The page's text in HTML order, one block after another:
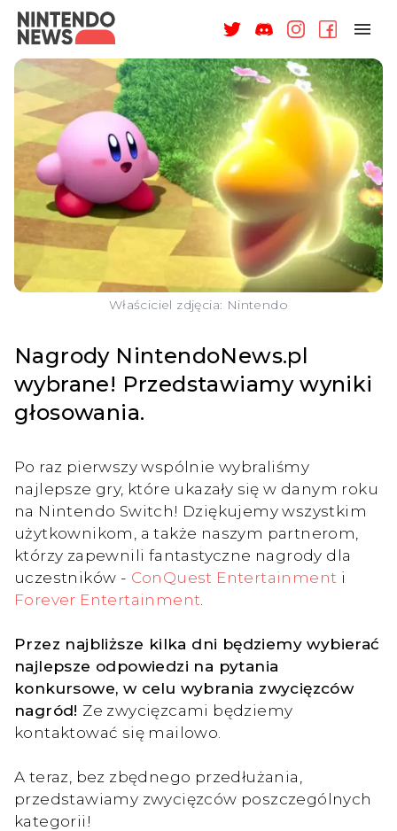
NAGRODY
NEWSY
RECENZJE
ARTYKUŁY
WSPARCIE
O NAS
ZALOGUJ
Właściciel zdjęcia: Nintendo
Nagrody NintendoNews.pl
wybrane! Przedstawiamy wyniki
głosowania.
Po raz pierwszy wspólnie wybraliśmy
najlepsze gry, które ukazały się w danym roku
na Nintendo Switch! Dziękujemy wszystkim
użytkownikom, a także naszym partnerom,
którzy zapewnili fantastyczne nagrody dla
uczestników - ConQuest Entertainment i
Forever Entertainment
Przez najbliższe kilka dni będziemy wybierać
najlepsze odpowiedzi na pytania
konkursowe, w celu wybrania zwycięzców
nagród! Ze zwycięzcami będziemy
kontaktować się mailowo.
A teraz, bez zbędnego przedłużania,
przedstawiamy zwycięzców poszczególnych
kategorii!